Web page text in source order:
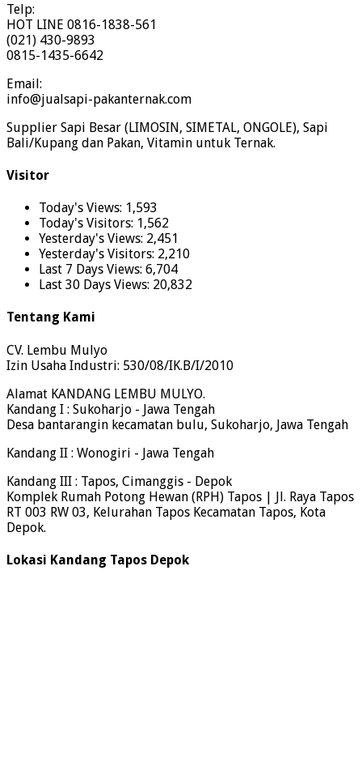
Telp:
HOT LINE 0816-1838-561
(021) 430-9893
0815-1435-6642
Email:
info@jualsapi-pakanternak.com
Supplier Sapi Besar (LIMOSIN, SIMETAL, ONGOLE), Sapi
Bali/Kupang dan Pakan, Vitamin untuk Ternak.
Visitor
Today's Views: 1,593
Today's Visitors: 1,562
Yesterday's Views: 2,451
Yesterday's Visitors: 2,210
Last 7 Days Views: 6,704
Last 30 Days Views: 20,832
Tentang Kami
CV. Lembu Mulyo
Izin Usaha Industri: 530/08/IK.B/I/2010
Alamat KANDANG LEMBU MULYO.
Kandang I : Sukoharjo - Jawa Tengah
Desa bantarangin kecamatan bulu, Sukoharjo, Jawa Tengah
Kandang II : Wonogiri - Jawa Tengah
Kandang III : Tapos, Cimanggis - Depok
Komplek Rumah Potong Hewan (RPH) Tapos | Jl. Raya Tapos
RT 003 RW 03, Kelurahan Tapos Kecamatan Tapos, Kota
Depok.
Lokasi Kandang Tapos Depok